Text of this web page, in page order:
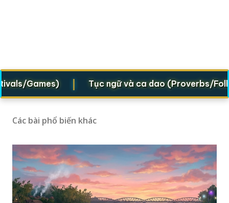
Games) | Tục ngữ và ca dao (Proverbs/Folk
Các bài phổ biến khác